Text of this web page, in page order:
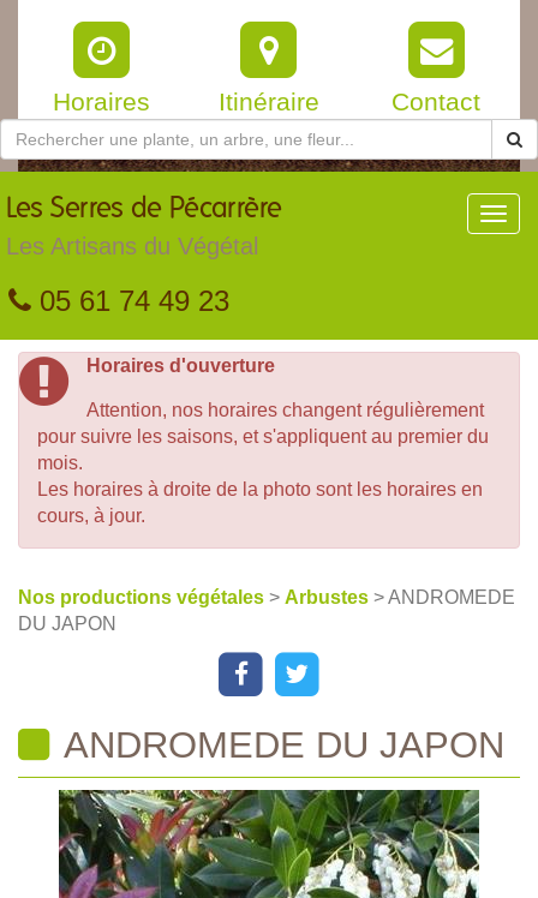
Horaires Itinéraire Contact
Les Serres de Pécarrère
Les Artisans du Végétal
05 61 74 49 23
Horaires d'ouverture
Attention, nos horaires changent régulièrement
pour suivre les saisons, et s'appliquent au premier du
mois.
Les horaires à droite de la photo sont les horaires en
cours, à jour.
Nos productions végétales > Arbustes > ANDROMEDE
DU JAPON
ANDROMEDE DU JAPON